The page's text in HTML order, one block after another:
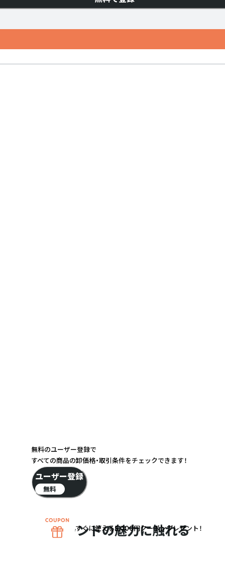
ブランドの魅力に触れる
無料のユーザー登録で
すべての商品の卸価格・取引条件をチェックできます！
ユーザー登録
無料
すぐに使える5,000円クーポンプレゼント！